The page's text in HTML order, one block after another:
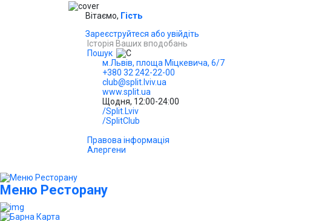
Вітаємо, Гість
Зареєструйтеся або увійдіть
Історія Ваших вподобань
Пошук
м.Львів, площа Міцкевича, 6/7
+380 32 242-22-00
club@split.lviv.ua
www.split.ua
Щодня, 12:00-24:00
/Split.Lviv
/SplitClub
Правова інформація
Алергени
Меню Ресторану